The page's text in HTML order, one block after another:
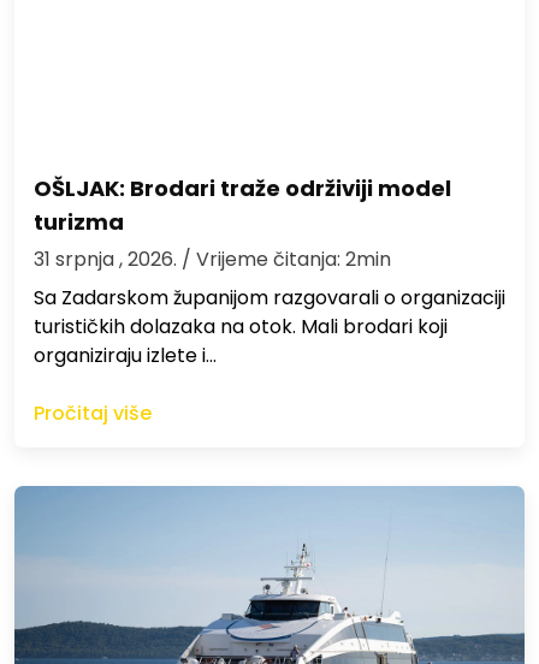
OŠLJAK: Brodari traže održiviji model
turizma
31 srpnja , 2026. / Vrijeme čitanja: 2min
Sa Zadarskom županijom razgovarali o organizaciji
turističkih dolazaka na otok. Mali brodari koji
organiziraju izlete i…
Pročitaj više